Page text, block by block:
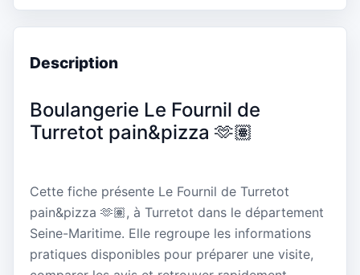
Description
Boulangerie Le Fournil de
Turretot pain&pizza 🫶🏽
Cette fiche présente Le Fournil de Turretot
pain&pizza 🫶🏽, à Turretot dans le département
Seine-Maritime. Elle regroupe les informations
pratiques disponibles pour préparer une visite,